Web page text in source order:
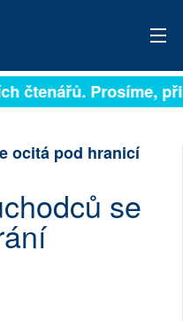
čtenářů. Prosíme,
ocitá pod hranicí
se